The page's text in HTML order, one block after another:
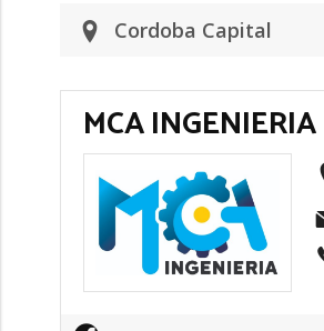
Cordoba Capital
MCA INGENIERIA